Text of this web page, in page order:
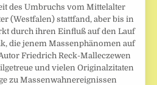
des Umbruchs vom Mittelalter
(Westfalen) stattfand, aber bis in
durch ihren Einfluß auf den Lauf
die jenem Massenphänomen auf
Friedrich Reck-Malleczewen
und vielen Originalzitaten
zu Massenwahnereignissen